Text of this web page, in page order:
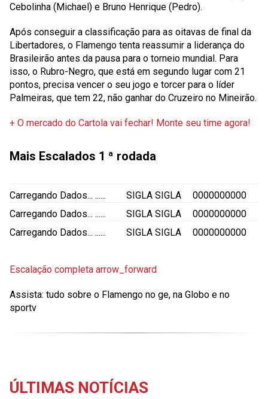
Cebolinha (Michael) e Bruno Henrique (Pedro).
Após conseguir a classificação para as oitavas de final da
Libertadores, o Flamengo tenta reassumir a liderança do
Brasileirão antes da pausa para o torneio mundial. Para
isso, o Rubro-Negro, que está em segundo lugar com 21
pontos, precisa vencer o seu jogo e torcer para o líder
Palmeiras, que tem 22, não ganhar do Cruzeiro no Mineirão.
+ O mercado do Cartola vai fechar! Monte seu time agora!
Mais Escalados 1 ª rodada
Carregando Dados... ...... SIGLA SIGLA
0000000000
Carregando Dados... ...... SIGLA SIGLA
0000000000
Carregando Dados... ...... SIGLA SIGLA 0000000000
Escalação completa arrow_forward
Assista: tudo sobre o Flamengo no ge, na Globo e no
sportv
ÚLTIMAS NOTÍCIAS